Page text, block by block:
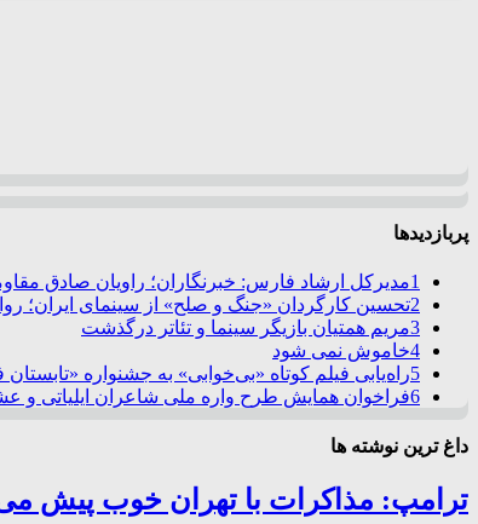
پربازدیدها
1مدیرکل ارشاد فارس: خبرنگاران؛ راویان صادق
2تحسین کارگردان «جنگ و صلح» از سینمای ایران؛
3مریم همتیان بازیگر سینما و تئاتر درگذشت
4خاموش نمی شود
5راه‌یابی فیلم کوتاه «بی‌خوابی» به جشنواره
6فراخوان همایش طرح واره ملی شاعران ایلیاتی و
داغ ترین نوشته ها
ترامپ: مذاکرات با تهران خوب پیش